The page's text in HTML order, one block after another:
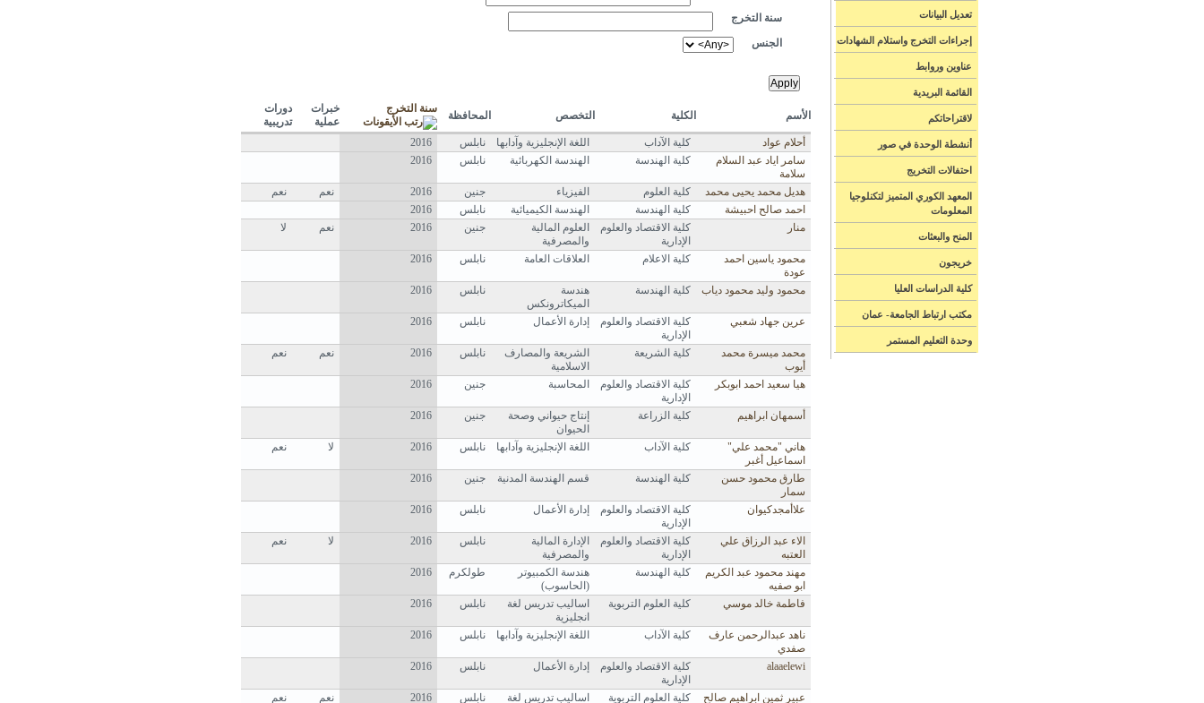
تعديل البيانات
إجراءات التخرج واستلام الشهادات
عناوين وروابط
القائمة البريدية
لاقتراحاتكم
أنشطة الوحدة في صور
احتفالات التخريج
المعهد الكوري المتميز لتكنلوجيا
المعلومات
المنح والبعثات
خريجون
كلية الدراسات العليا
مكتب ارتباط الجامعة- عمان
وحدة التعليم المستمر
سنة التخرج
الجنس
الأسم الكلية التخصص المحافظة
سنة التخرج
خبرات
عملية
دورات
تدريبية
أحلام عواد
كلية الآداب اللغة الإنجليزية وآدابها نابلس
2016
سامر اياد عبد السلام
سلامة
كلية الهندسة الهندسة الكهربائية نابلس 2016
هديل محمد يحيى محمد كلية العلوم الفيزياء جنين 2016 نعم
نعم
احمد صالح احبيشة
كلية الهندسة الهندسة الكيميائية نابلس
2016
منار
كلية الاقتصاد والعلوم
الإدارية
العلوم المالية
والمصرفية
جنين 2016 نعم لا
محمود ياسين احمد
عودة
كلية الاعلام العلاقات العامة نابلس 2016
محمود وليد محمود دياب كلية الهندسة
هندسة
الميكاترونكس
نابلس 2016
عرين جهاد شعبي
كلية الاقتصاد والعلوم
الإدارية
إدارة الأعمال نابلس 2016
محمد ميسرة محمد
أيوب
كلية الشريعة
الشريعة والمصارف
الاسلامية
نابلس 2016 نعم نعم
هيا سعيد احمد ابوبكر
كلية الاقتصاد والعلوم
الإدارية
المحاسبة جنين 2016
أسمهان ابراهيم كلية الزراعة
إنتاج حيواني وصحة
الحيوان
جنين 2016
هاني "محمد علي"
اسماعيل أغبر
كلية الآداب اللغة الإنجليزية وآدابها نابلس 2016 لا نعم
طارق محمود حسن
سمار
كلية الهندسة قسم الهندسة المدنية جنين 2016
علاأمجدكيوان
كلية الاقتصاد والعلوم
الإدارية
إدارة الأعمال نابلس 2016
الاء عبد الرزاق علي
العتبه
كلية الاقتصاد والعلوم
الإدارية
الإدارة المالية
والمصرفية
نابلس 2016 لا نعم
مهند محمود عبد الكريم
ابو صفيه
كلية الهندسة
هندسة الكمبيوتر
(الحاسوب)
طولكرم 2016
فاطمة خالد موسي كلية العلوم التربوية
اساليب تدريس لغة
انجليزية
نابلس 2016
ناهد عبدالرحمن عارف
صفدي
كلية الآداب اللغة الإنجليزية وآدابها نابلس 2016
alaaelewi
كلية الاقتصاد والعلوم
الإدارية
إدارة الأعمال نابلس 2016
عبير ثمين ابراهيم صالح كلية العلوم التربوية اساليب تدريس لغة نابلس 2016 نعم نعم